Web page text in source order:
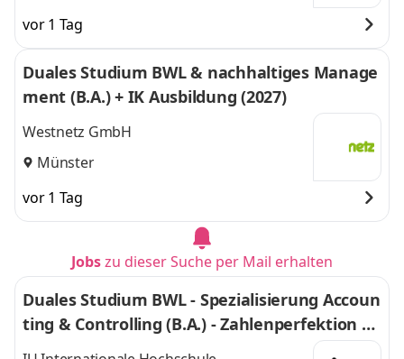
vor 1 Tag
Duales Studium BWL & nachhaltiges Manage
ment (B.A.) + IK Ausbildung (2027)
Westnetz GmbH
Münster
vor 1 Tag
Jobszu dieser Suche per Mail erhalten
Duales Studium BWL - Spezialisierung Accoun
ting & Controlling (B.A.) - Zahlenperfektion G
mbH